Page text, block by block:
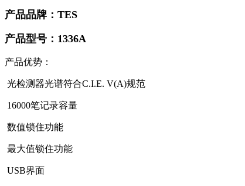
产品品牌：TES
产品型号：1336A
产品优势：
光检测器光谱符合C.I.E. V(A)规范
16000笔记录容量
数值锁住功能
最大值锁住功能
USB界面